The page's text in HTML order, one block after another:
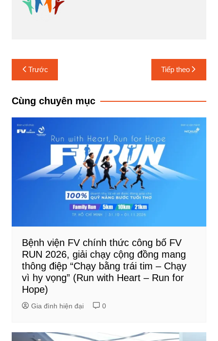
Điều
hướng
bài
Trước Tiếp theo
Cùng chuyên mục
Bệnh viện FV chính thức công bố FV
RUN 2026, giải chạy cộng đồng mang
thông điệp “Chạy bằng trái tim – Chạy
vì hy vọng” (Run with Heart – Run for
Hope)
Gia đình hiện đại 0